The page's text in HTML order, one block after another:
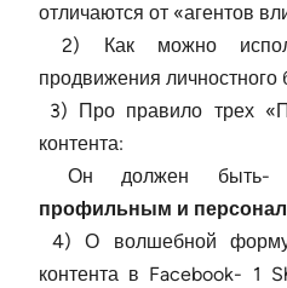
отличаются от «агентов
2) Как можно
продвижения личностного
3) Про правило трех
контента:
Он должен быть-
профильным и
4) О волшебной
контента в Facebook- 1